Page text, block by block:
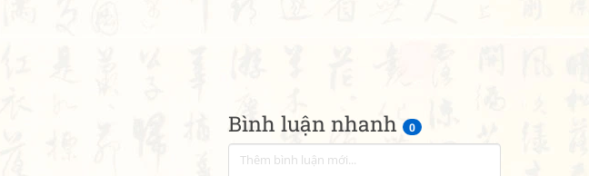
Bình luận nhanh 0